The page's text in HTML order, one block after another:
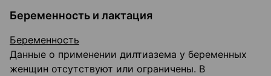
Беременность и лактация
Беременность
Данные о применении дилтиазема у беременных
женщин отсутствуют или ограничены. В